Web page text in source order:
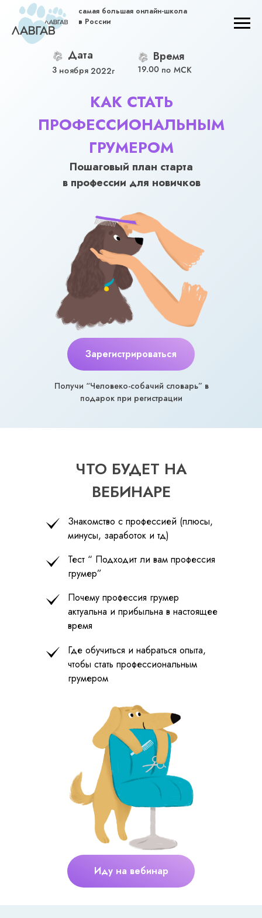
Дата
3 ноября 2022г
Время
19.00 по МСК
КАК СТАТЬ
ПРОФЕССИОНАЛЬНЫМ
ГРУМЕРОМ
Получи “Человеко-собачий словарь” в
подарок при регистрации
Зарегистрироваться
Пошаговый план старта
в профессии для новичков
самая большая онлайн-школа
в России
Знакомство с профессией (плюсы,
минусы, заработок и тд)
Тест “ Подходит ли вам профессия
грумер”
Почему профессия грумер
актуальна и прибыльна в настоящее
время
Где обучиться и набраться опыта,
чтобы стать профессиональным
грумером
ЧТО БУДЕТ НА
ВЕБИНАРЕ
Иду на вебинар